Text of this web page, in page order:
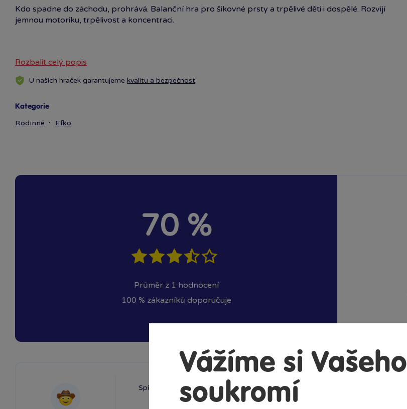
Kdo spadne do záchodu, prohrává. Balanční hra pro šikovné prsty a trpělivé děti i dospělé. Rozvíjí
jemnou motoriku, trpělivost a koncentraci.
Rozbalit celý popis
U našich hraček garantujemekvalitu a bezpečnost.
Kategorie
Rodinné Efko
70 %
Průměr z 1 hodnocení
100 % zákazníků doporučuje
Spíš pro starší děti než pro děti od 3let
Vážíme si Vašeho
soukromí